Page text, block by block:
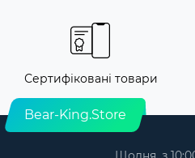
Сертифіковані товари
Bear-King.Store